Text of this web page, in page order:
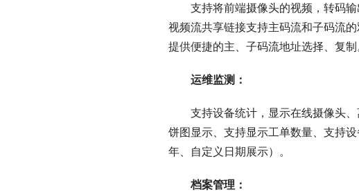
支持将前端摄像头的视频，转码输
视频流共享链接支持主码流和子码流的
提供便捷的主、子码流地址选择、复制
运维监测：
支持设备统计，显示在线摄像头
饼图显示、支持显示工单数量、支持
年、自定义日期展示）。
档案管理：